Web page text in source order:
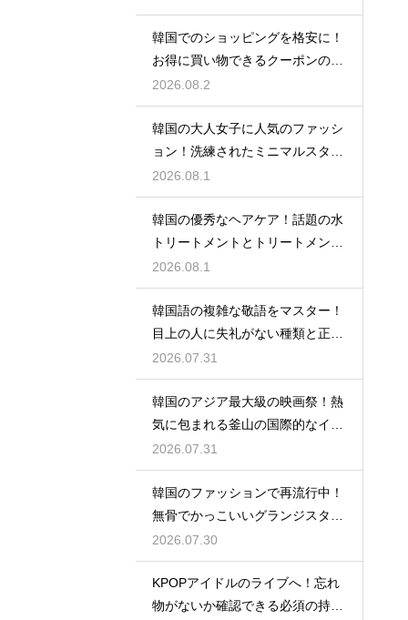
韓国でのショッピングを格安に！
お得に買い物できるクーポンの賢
い探し方
2026.08.2
韓国の大人女子に人気のファッシ
ョン！洗練されたミニマルスタイ
ルの特徴
2026.08.1
韓国の優秀なヘアケア！話題の水
トリートメントとトリートメント
の使い分け
2026.08.1
韓国語の複雑な敬語をマスター！
目上の人に失礼がない種類と正し
い使い分け
2026.07.31
韓国のアジア最大級の映画祭！熱
気に包まれる釜山の国際的なイベ
ント
2026.07.31
韓国のファッションで再流行中！
無骨でかっこいいグランジスタイ
ルの特徴
2026.07.30
KPOPアイドルのライブへ！忘れ
物がないか確認できる必須の持ち